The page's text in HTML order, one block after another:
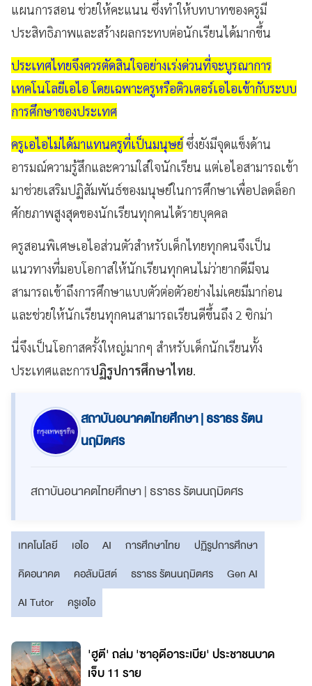
แผนการสอน ช่วยให้คะแนน ซึ่งทำให้บทบาทของครูมี
ประสิทธิภาพและสร้างผลกระทบต่อนักเรียนได้มากขึ้น
ประเทศไทยจึงควรตัดสินใจอย่างเร่งด่วนที่จะบูรณาการ
เทคโนโลยีเอไอ โดยเฉพาะครูหรือติวเตอร์เอไอเข้ากับระบบ
การศึกษาของประเทศ
ครูเอไอไม่ได้มาแทนครูที่เป็นมนุษย์ ซึ่งยังมีจุดแข็งด้าน
อารมณ์ความรู้สึกและความใส่ใจนักเรียน แต่เอไอสามารถเข้า
มาช่วยเสริมปฏิสัมพันธ์ของมนุษย์ในการศึกษาเพื่อปลดล็อก
ศักยภาพสูงสุดของนักเรียนทุกคนได้รายบุคคล
ครูสอนพิเศษเอไอส่วนตัวสำหรับเด็กไทยทุกคนจึงเป็น
แนวทางที่มอบโอกาสให้นักเรียนทุกคนไม่ว่ายากดีมีจน
สามารถเข้าถึงการศึกษาแบบตัวต่อตัวอย่างไม่เคยมีมาก่อน
และช่วยให้นักเรียนทุกคนสามารถเรียนดีขึ้นถึง 2 ซิกม่า
นี่จึงเป็นโอกาสครั้งใหญ่มากๆ สำหรับเด็กนักเรียนทั้ง
ประเทศและการปฏิรูปการศึกษาไทย.
สถาบันอนาคตไทยศึกษา | ธราธร รัตน
นฤมิตศร
สถาบันอนาคตไทยศึกษา | ธราธร รัตนนฤมิตศร
เทคโนโลยี เอไอ AI การศึกษาไทย
ปฏิรูปการศึกษา
คิดอนาคต
คอลัมนิสต์ ธราธร รัตนนฤมิตศร
Gen AI
AI Tutor
ครูเอไอ
'ฮูตี' ถล่ม 'ซาอุดีอาระเบีย' ประชาชนบาด
เจ็บ 11 ราย